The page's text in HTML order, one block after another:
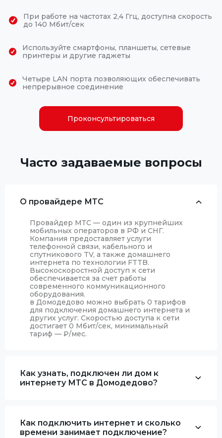
При работе на частотах 2,4 Ггц, доступна скорость
до 140 Мбит/сек
Используйте смартфоны, планшеты, сетевые
принтеры и другие гаджеты
Четыре LAN порта позволяющих обеспечивать
непрерывное соединение
Проконсультироваться
Часто задаваемые вопросы
О провайдере МТС
Провайдер МТС — один из крупнейших
мобильных операторов в РФ и СНГ.
Компания предоставляет услуги
телефонной связи, кабельного и
спутникового TV, а также домашнего
интернета по технологии FTTB.
Высокоскоростной доступ к сети
обеспечивается за счет работы
современного коммуникационного
оборудования.
в Домодедово можно выбрать 0 тарифов
для подключения домашнего интернета и
других услуг. Скоростью доступа к сети
достигает 0 Мбит/сек, минимальный
тариф — ₽/мес.
Как узнать, подключен ли дом к
интернету МТС в Домодедово?
Как подключить интернет и сколько
времени занимает подключение?